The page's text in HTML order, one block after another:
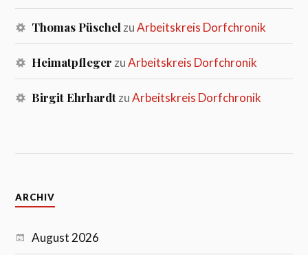
Thomas Püschel zuArbeitskreis Dorfchronik
Heimatpfleger zuArbeitskreis Dorfchronik
Birgit EhrhardtzuArbeitskreis Dorfchronik
ARCHIV
August 2026